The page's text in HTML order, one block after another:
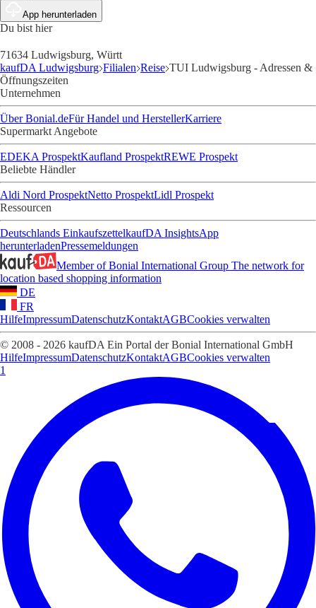
App herunterladen
Du bist hier
71634 Ludwigsburg, Württ
kaufDA Ludwigsburg Filialen Reise TUI Ludwigsburg - Adressen &
Öffnungszeiten
Unternehmen
Über Bonial.deFür Handel und HerstellerKarriere
Supermarkt Angebote
EDEKA ProspektKaufland ProspektREWE Prospekt
Beliebte Händler
Aldi Nord ProspektNetto ProspektLidl Prospekt
Ressourcen
Deutschlands EinkaufszettelkaufDA InsightsApp
herunterladenPressemeldungen
Member of Bonial International Group The network for
location based shopping information
DE
FR
HilfeImpressumDatenschutzKontaktAGBCookies verwalten
© 2008 - 2026 kaufDA Ein Portal der Bonial International GmbH
HilfeImpressumDatenschutzKontaktAGBCookies verwalten
1